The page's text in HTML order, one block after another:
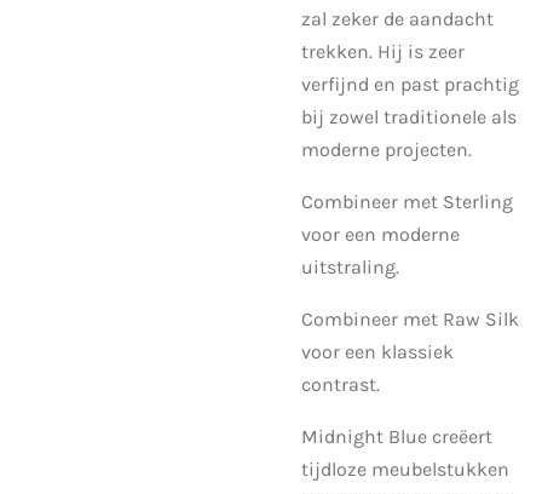
zal zeker de aandacht
trekken. Hij is zeer
verfijnd en past prachtig
bij zowel traditionele als
moderne projecten.
Combineer met Sterling
voor een moderne
uitstraling.
Combineer met Raw Silk
voor een klassiek
contrast.
Midnight Blue creëert
tijdloze meubelstukken